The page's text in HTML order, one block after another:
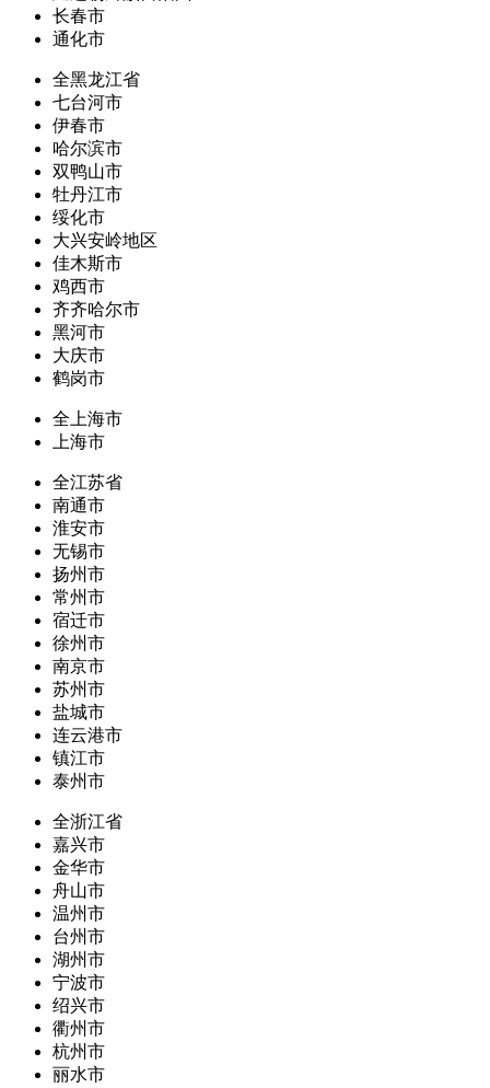
长春市
通化市
全黑龙江省
七台河市
伊春市
哈尔滨市
双鸭山市
牡丹江市
绥化市
大兴安岭地区
佳木斯市
鸡西市
齐齐哈尔市
黑河市
大庆市
鹤岗市
全上海市
上海市
全江苏省
南通市
淮安市
无锡市
扬州市
常州市
宿迁市
徐州市
南京市
苏州市
盐城市
连云港市
镇江市
泰州市
全浙江省
嘉兴市
金华市
舟山市
温州市
台州市
湖州市
宁波市
绍兴市
衢州市
杭州市
丽水市